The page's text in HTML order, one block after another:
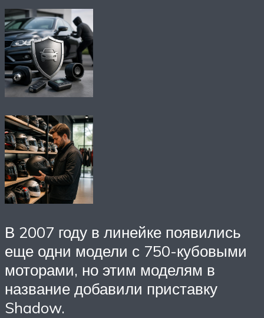
В 2007 году в линейке появились
еще одни модели с 750-кубовыми
моторами, но этим моделям в
название добавили приставку
Shadow.